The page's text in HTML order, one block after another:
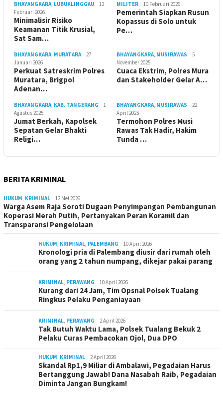
BHAYANGKARA, LUBUKLINGGAU
12
Februari 2026
Minimalisir Risiko
Keamanan Titik Krusial,
Sat Sam…
MILITER 10 Februari 2026
Pemerintah Siapkan Rusun
Kopassus di Solo untuk
Pe…
BHAYANGKARA, MURATARA
27
Januari 2026
Perkuat Satreskrim Polres
Muratara, Brigpol
Adenan…
BHAYANGKARA, MUSIRAWAS
5
November 2025
Cuaca Ekstrim, Polres Mura
dan Stakeholder Gelar A…
BHAYANGKARA, KAB. TANGERANG
1
Agustus 2025
Jumat Berkah, Kapolsek
Sepatan Gelar Bhakti
Religi…
BHAYANGKARA, MUSIRAWAS
22
April 2025
Termohon Polres Musi
Rawas Tak Hadir, Hakim
Tunda …
BERITA KRIMINAL
HUKUM, KRIMINAL 12 Mei 2026
Warga Asem Raja Soroti Dugaan Penyimpangan Pembangunan
Koperasi Merah Putih, Pertanyakan Peran Koramil dan
Transparansi Pengelolaan
HUKUM, KRIMINAL, PALEMBANG 10 April 2026
Kronologi pria di Palembang diusir dari rumah oleh
orang yang 2 tahun numpang, dikejar pakai parang
KRIMINAL, PERAWANG 10 April 2026
Kurang dari 24 Jam, Tim Opsnal Polsek Tualang
Ringkus Pelaku Penganiayaan
KRIMINAL, PERAWANG 2 April 2026
Tak Butuh Waktu Lama, Polsek Tualang Bekuk 2
Pelaku Curas Pembacokan Ojol, Dua DPO
HUKUM, KRIMINAL 2 April 2026
Skandal Rp1,9 Miliar di Ambalawi, Pegadaian Harus
Bertanggung Jawab! Dana Nasabah Raib, Pegadaian
Diminta Jangan Bungkam!